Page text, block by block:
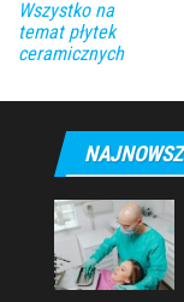
Wszystko na
temat płytek
ceramicznych